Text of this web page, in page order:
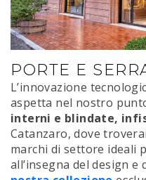
PORTE E
L’innovazione
aspetta nel nostro
interni e blindate,
Catanzaro, dove
marchi di settore ideali
all’insegna del design